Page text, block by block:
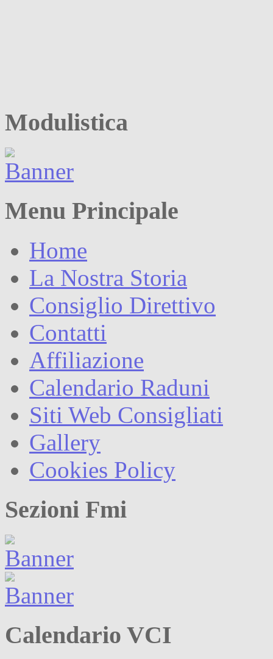
Modulistica
Menu Principale
Home
La Nostra Storia
Consiglio Direttivo
Contatti
Affiliazione
Calendario Raduni
Siti Web Consigliati
Gallery
Cookies Policy
Sezioni Fmi
Calendario VCI